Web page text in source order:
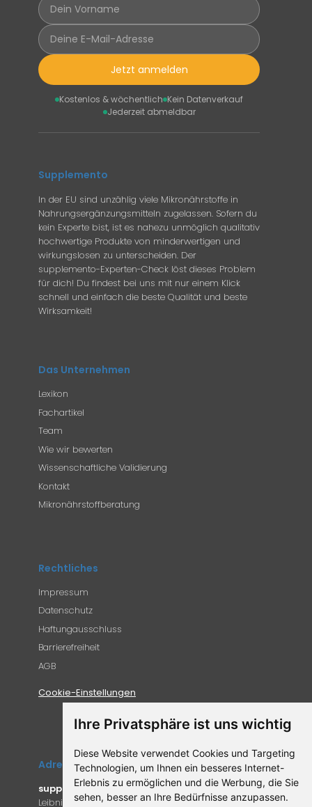
Ihre Privatsphäre ist uns wichtig
Diese Website verwendet Cookies und Targeting
Technologien, um Ihnen ein besseres Internet-
Erlebnis zu ermöglichen und die Werbung, die Sie
sehen, besser an Ihre Bedürfnisse anzupassen.
Jetzt anmelden
Kostenlos & wöchentlich Kein Datenverkauf
Jederzeit abmeldbar
Supplemento
In der EU sind unzählig viele Mikronährstoffe in
Nahrungsergänzungsmitteln zugelassen. Sofern du
kein Experte bist, ist es nahezu unmöglich qualitativ
hochwertige Produkte von minderwertigen und
wirkungslosen zu unterscheiden. Der
supplemento-Experten-Check löst dieses Problem
für dich! Du findest bei uns mit nur einem Klick
schnell und einfach die beste Qualität und beste
Wirksamkeit!
Das Unternehmen
Lexikon
Fachartikel
Team
Wie wir bewerten
Wissenschaftliche Validierung
Kontakt
Mikronährstoffberatung
Rechtliches
Impressum
Datenschutz
Haftungausschluss
Barrierefreiheit
AGB
Cookie-Einstellungen
Adresse
supplemento.de
Leibniz-Campus 9